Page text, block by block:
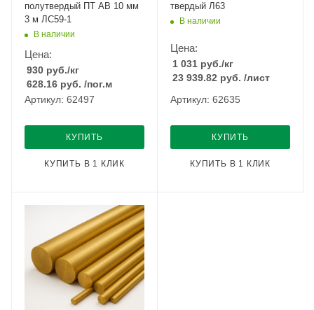
полутвердый ПТ АВ 10 мм
3 м ЛС59-1
В наличии
Цена:
930 руб./кг
628.16 руб. /пог.м
Артикул: 62497
КУПИТЬ
КУПИТЬ В 1 КЛИК
твердый Л63
В наличии
Цена:
1 031 руб./кг
23 939.82 руб. /лист
Артикул: 62635
КУПИТЬ
КУПИТЬ В 1 КЛИК